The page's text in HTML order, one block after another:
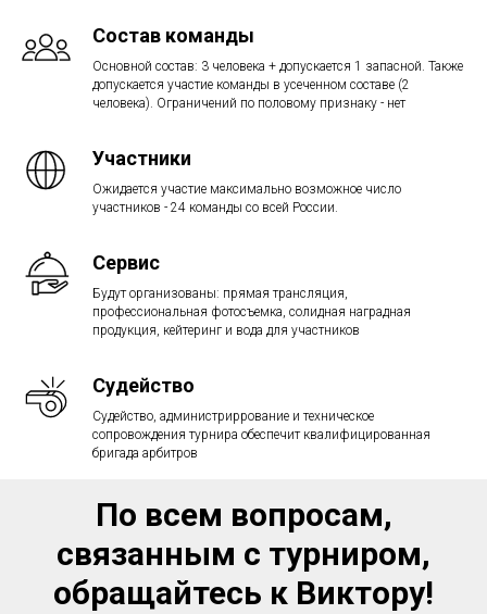
Состав команды
Основной состав: 3 человека + допускается 1 запасной. Также
допускается участие команды в усеченном составе (2
человека). Ограничений по половому признаку - нет
Участники
Ожидается участие максимально возможное число
участников - 24 команды со всей России.
Сервис
Будут организованы: прямая трансляция,
профессиональная фотосъемка, солидная наградная
продукция, кейтеринг и вода для участников
Судейство
Судейство, администриррование и техническое
сопровождения турнира обеспечит квалифицированная
бригада арбитров
По всем вопросам,
связанным с турниром,
обращайтесь к Виктору!